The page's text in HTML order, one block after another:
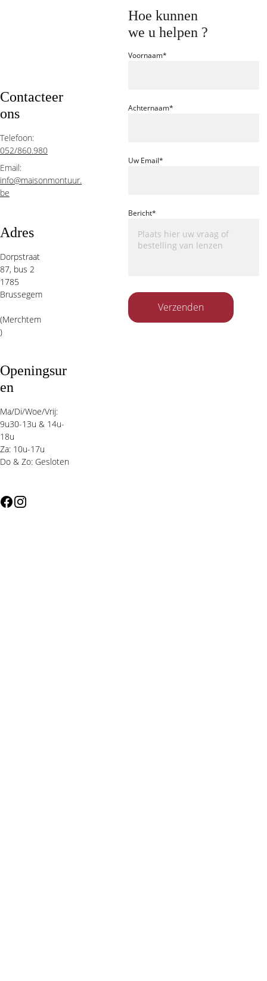
Adres
Dorpstraat
87, bus 2
1785
Brussegem
(Merchtem
)
Contacteer
ons
Telefoon:
052/860.980
Email:
info@maisonmontuur.
be
Voornaam*
Achternaam*
Uw Email*
Bericht*
Verzenden
Openingsur
en
Ma/Di/Woe/Vrij:
9u30-13u & 14u-
18u
Za: 10u-17u
Do & Zo: Gesloten
Hoe kunnen
we u helpen ?